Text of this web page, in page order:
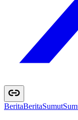
BeritaBeritaSumutSum